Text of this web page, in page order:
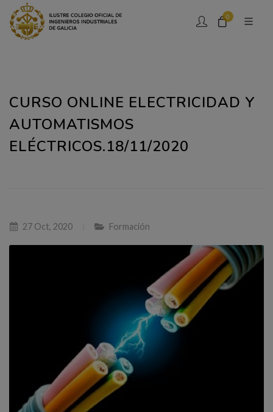
0
CURSO ONLINE ELECTRICIDAD Y
AUTOMATISMOS
ELÉCTRICOS.18/11/2020
27 Oct, 2020 Formación